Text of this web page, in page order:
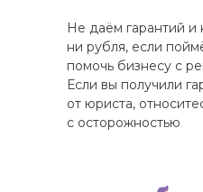
Не даём гарантий и
ни рубля, если
помочь бизнесу с
Если вы получили
от юриста,
с осторожностью